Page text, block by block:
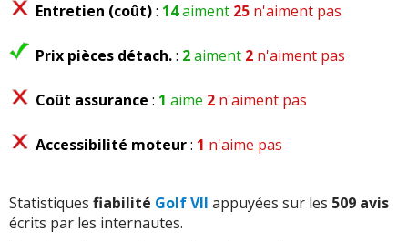
Entretien (coût): 14aiment 25 n'aiment pas
Prix pièces détach.: 2aiment 2 n'aiment pas
Coût assurance : 1 aime 2 n'aiment pas
Accessibilité moteur: 1 n'aime pas
Statistiques fiabilité Golf VII appuyées sur les 509 avis
écrits par les internautes.